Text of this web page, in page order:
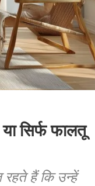
सिर्फ फालतू
हैं कि उन्हें